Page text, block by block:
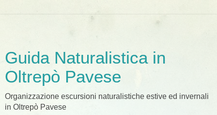
Guida Naturalistica in
Oltrepò Pavese
Organizzazione escursioni naturalistiche estive ed invernali
in Oltrepò Pavese